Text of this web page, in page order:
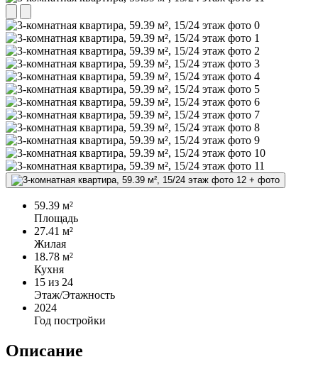
+ фото
59.39 м²
Площадь
27.41 м²
Жилая
18.78 м²
Кухня
15 из 24
Этаж/Этажность
2024
Год постройки
Описание